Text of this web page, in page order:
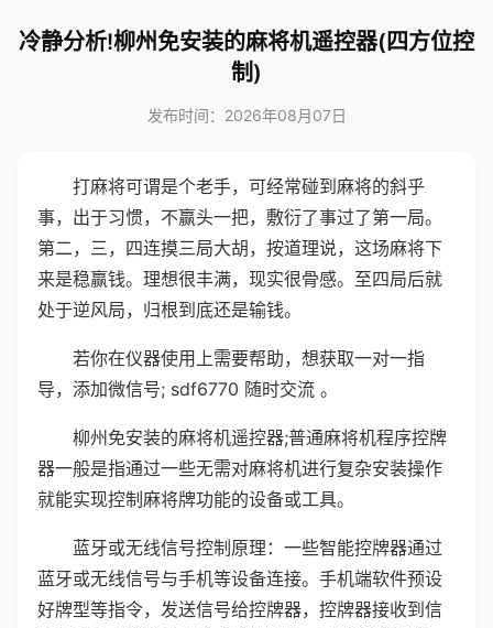
冷静分析!柳州免安装的麻将机遥控器(四方位控
制)
发布时间：2026年08月07日
打麻将可谓是个老手，可经常碰到麻将的斜乎
事，出于习惯，不赢头一把，敷衍了事过了第一局。
第二，三，四连摸三局大胡，按道理说，这场麻将下
来是稳赢钱。理想很丰满，现实很骨感。至四局后就
处于逆风局，归根到底还是输钱。
若你在仪器使用上需要帮助，想获取一对一指
导，添加微信号; sdf6770 随时交流 。
柳州免安装的麻将机遥控器;普通麻将机程序控牌
器一般是指通过一些无需对麻将机进行复杂安装操作
就能实现控制麻将牌功能的设备或工具。
蓝牙或无线信号控制原理：一些智能控牌器通过
蓝牙或无线信号与手机等设备连接。手机端软件预设
好牌型等指令，发送信号给控牌器，控牌器接收到信